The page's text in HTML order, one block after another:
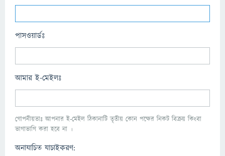
পাসওয়ার্ডঃ
আমার ই-মেইলঃ
গোপনীয়তাঃ আপনার ই-মেইল ঠিকানাটি তৃতীয় কোন পক্ষের নিকট বিক্রয় কিংবা
ভাগাভাগি করা হবে না ।
অনাযাচিত যাচাইকরণ: